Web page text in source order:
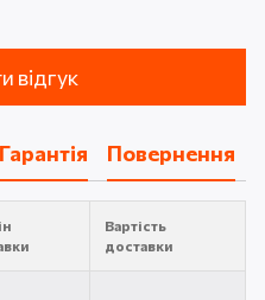
відгук
Гарантія Повернення
Вартість
доставки